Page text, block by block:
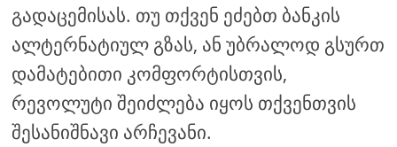
გადაცემისას. თუ თქვენ ეძებთ ბანკის
ალტერნატიულ გზას, ან უბრალოდ გსურთ
დამატებითი კომფორტისთვის,
რევოლუტი შეიძლება იყოს თქვენთვის
შესანიშნავი არჩევანი.